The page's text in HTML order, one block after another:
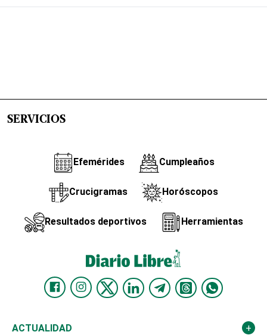
SERVICIOS
Efemérides Cumpleaños
Crucigramas Horóscopos
Resultados deportivos Herramientas
ACTUALIDAD